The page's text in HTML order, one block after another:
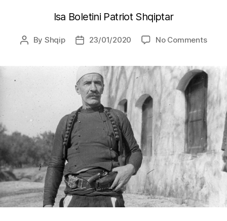
Isa Boletini Patriot Shqiptar
Post
By Shqip
Post23/01/2020 No Commentson
që
rusët
dhe
turqit